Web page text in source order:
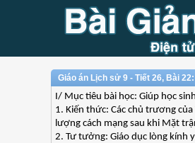
Giáo án Lịch sử 9 - Tiết 26, Bài
I/ Mục tiêu bài học: Giúp học
1. Kiến thức: Các chủ trương
lượng cách mạng sau khi Mặt
2. Tư tưởng: Giáo dục lòng kính